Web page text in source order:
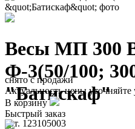
Весы МП 300
Ф-3(50/100;
"Батискаф"
арт. 123105003
снято с продажи
Актуальность цены уточняйте
В корзину
Быстрый заказ